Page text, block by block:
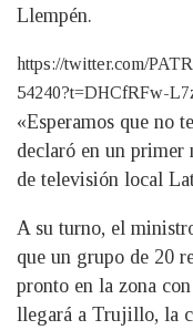
Llempén.
https://twitter.com/
54240?t=DHCfRFw-
«Esperamos que no
declaró en un primer
de televisión local
A su turno, el
que un grupo de 20
pronto en la zona
llegará a Trujillo, la